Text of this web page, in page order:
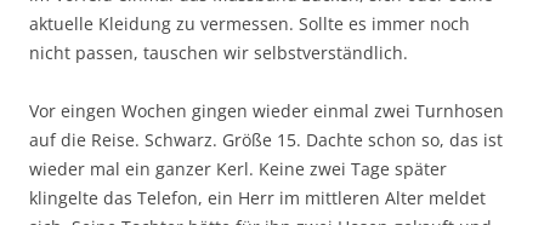
aktuelle Kleidung zu vermessen. Sollte es immer noch
nicht passen, tauschen wir selbstverständlich.
Vor eingen Wochen gingen wieder einmal zwei Turnhosen
auf die Reise. Schwarz. Größe 15. Dachte schon so, das ist
wieder mal ein ganzer Kerl. Keine zwei Tage später
klingelte das Telefon, ein Herr im mittleren Alter meldet